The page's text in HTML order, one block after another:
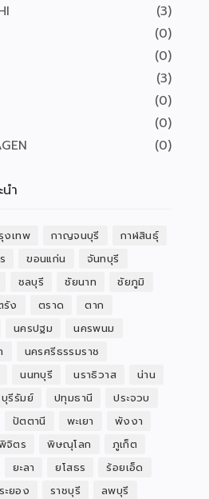
(3)
(0)
(0)
(3)
(0)
(0)
(0)
ำ
งเทพ กาญจนบุรี
กาฬสินธุ์
ขอนแก่น
จันทบุรี
ชลบุรี ชัยนาท
ชัยภูมิ
รัง ตราด
ตาก
นครปฐม
นครพนม
นครศรีธรรมราช
นนทบุรี นราธิวาส
น่าน
บุรีรัมย์ ปทุมธานี
ประจวบ
ปัตตานี พะเยา
พังงา
จิตร พิษณุโลก
ภูเก็ต
ยะลา ยโสธร
ร้อยเอ็ด
ระยอง ราชบุรี
ลพบุรี